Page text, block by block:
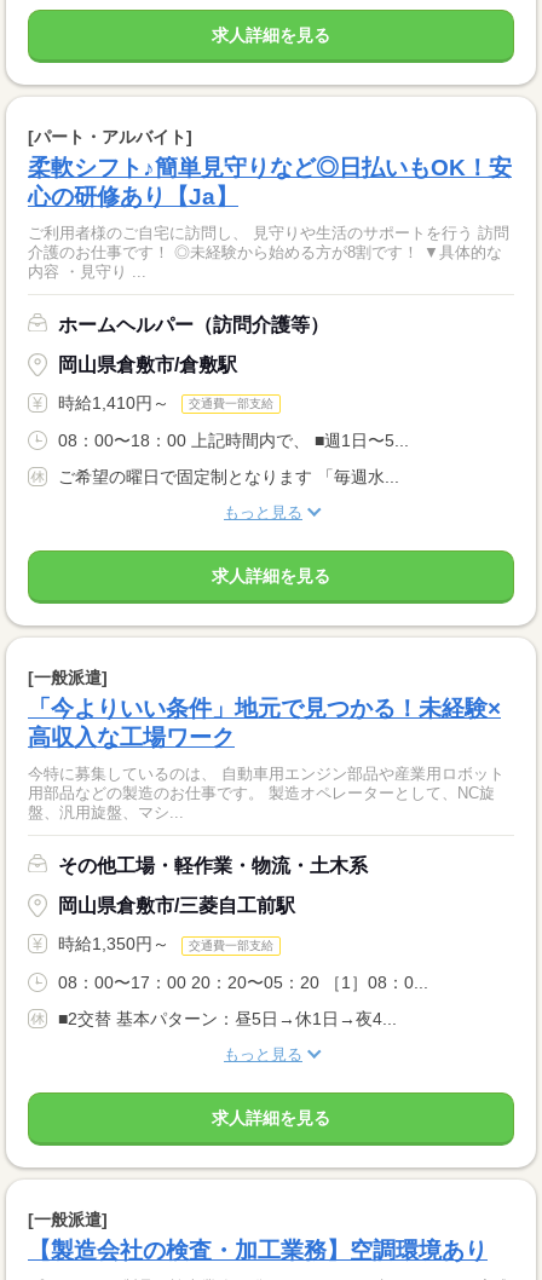
求人詳細を見る
[パート・アルバイト]
柔軟シフト♪簡単見守りなど◎日払いもOK！安
心の研修あり【Ja】
ご利用者様のご自宅に訪問し、 見守りや生活のサポートを行う 訪問
介護のお仕事です！ ◎未経験から始める方が8割です！ ▼具体的な
内容 ・見守り ...
ホームヘルパー（訪問介護等）
岡山県倉敷市/倉敷駅
時給1,410円～ 交通費一部支給
08：00〜18：00 上記時間内で、 ■週1日〜5...
ご希望の曜日で固定制となります 「毎週水...
もっと見る
求人詳細を見る
[一般派遣]
「今よりいい条件」地元で見つかる！未経験×
高収入な工場ワーク
今特に募集しているのは、 自動車用エンジン部品や産業用ロボット
用部品などの製造のお仕事です。 製造オペレーターとして、NC旋
盤、汎用旋盤、マシ...
その他工場・軽作業・物流・土木系
岡山県倉敷市/三菱自工前駅
時給1,350円～ 交通費一部支給
08：00〜17：00 20：20〜05：20 ［1］08：0...
■2交替 基本パターン：昼5日→休1日→夜4...
もっと見る
求人詳細を見る
[一般派遣]
【製造会社の検査・加工業務】空調環境あり